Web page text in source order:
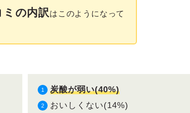
の内訳 はこのようになって
炭酸が弱い(40%)
おいしくない(14%)